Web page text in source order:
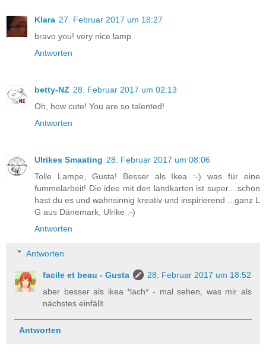
Klara 27. Februar 2017 um 18:27
bravo you! very nice lamp.
Antworten
betty-NZ 28. Februar 2017 um 02:13
Oh, how cute! You are so talented!
Antworten
Ulrikes Smaating 28. Februar 2017 um 08:06
Tolle Lampe, Gusta! Besser als Ikea :-) was für eine
fummelarbeit! Die idee mit den landkarten ist super....schön
hast du es und wahnsinnig kreativ und inspirierend ...ganz L
G aus Dänemark, Ulrike :-)
Antworten
Antworten
facile et beau - Gusta
28. Februar 2017 um 18:52
aber besser als ikea *lach* - mal sehen, was mir als
nächstes einfällt
Antworten